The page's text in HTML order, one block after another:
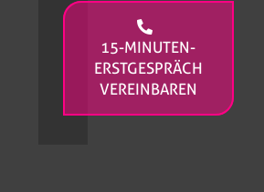
15-MINUTEN-
ERSTGESPRÄCH
VEREINBAREN